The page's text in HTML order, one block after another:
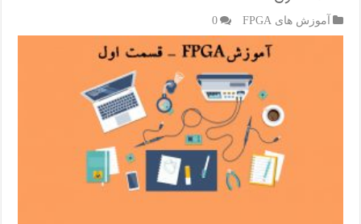
آموزش های FPGA 0